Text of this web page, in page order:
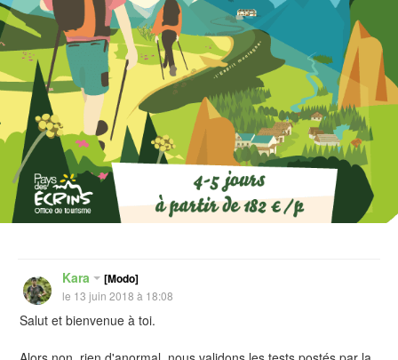
Kara [Modo]
le 13 juin 2018 à 18:08
Salut et bienvenue à toi.